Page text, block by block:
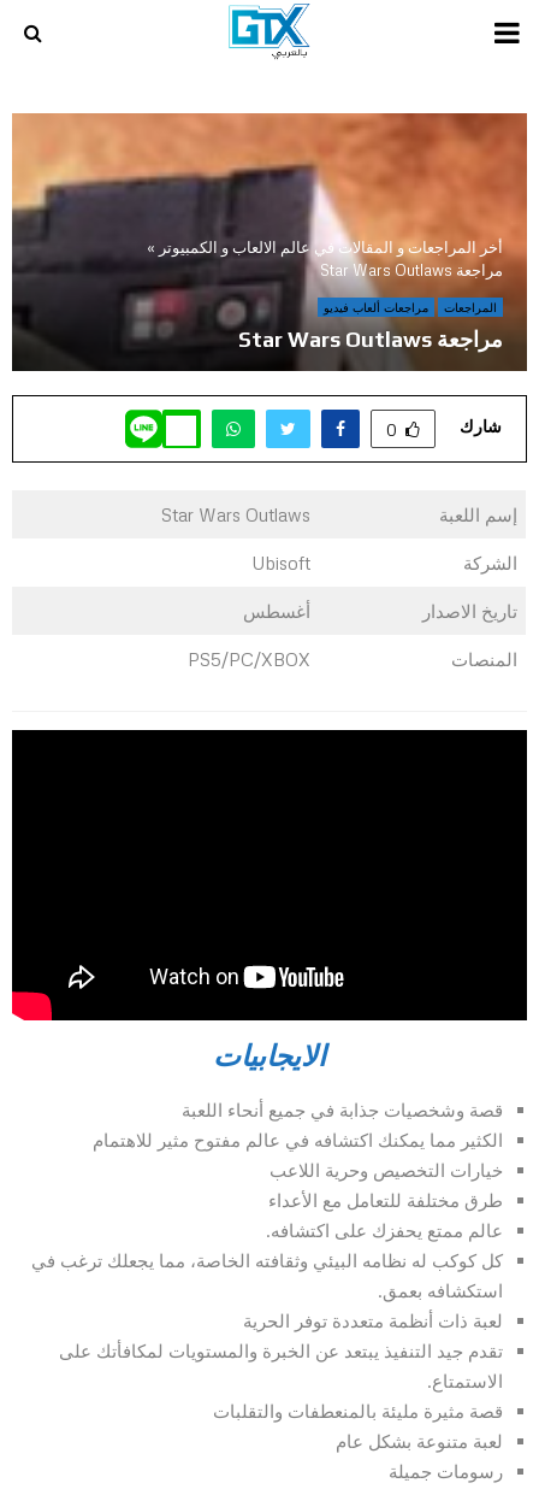
PRIMARY
أخر المراجعات و المقالات في عالم الالعاب و الكمبيوتر »
مراجعة Star Wars Outlaws
المراجعات مراجعات ألعاب فيديو
مراجعة Star Wars Outlaws
شارك 0
إسم اللعبة Star Wars Outlaws
الشركة Ubisoft
تاريخ الاصدار أغسطس
المنصات PS5/PC/XBOX
الايجابيات
قصة وشخصيات جذابة في جميع أنحاء اللعبة
الكثير مما يمكنك اكتشافه في عالم مفتوح مثير للاهتمام
خيارات التخصيص وحرية اللاعب
طرق مختلفة للتعامل مع الأعداء
عالم ممتع يحفزك على اكتشافه.
كل كوكب له نظامه البيئي وثقافته الخاصة، مما يجعلك ترغب في
استكشافه بعمق.
لعبة ذات أنظمة متعددة توفر الحرية
تقدم جيد التنفيذ يبتعد عن الخبرة والمستويات لمكافأتك على
الاستمتاع.
قصة مثيرة مليئة بالمنعطفات والتقلبات
لعبة متنوعة بشكل عام
رسومات جميلة